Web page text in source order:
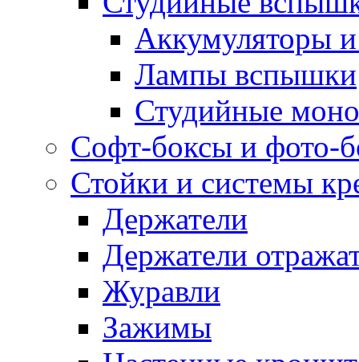
Аккумуляторы
Лампы вспышки
Студийные
Софт-боксы и фото-
Стойки и системы
Держатели
Держатели
Журавли
Зажимы